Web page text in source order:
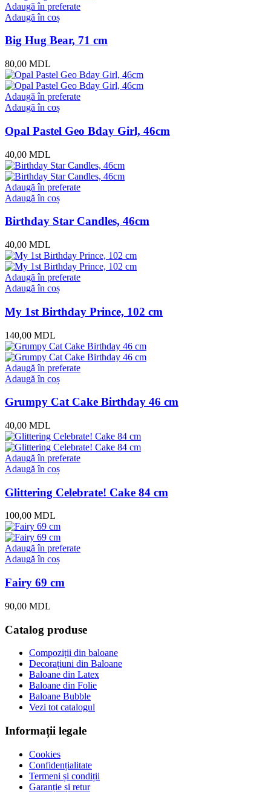
Adaugă în preferate
Adaugă în coș
Big Hug Bear, 71 cm
80,00 MDL
Adaugă în preferate
Adaugă în coș
Opal Pastel Geo Bday Girl, 46cm
40,00 MDL
Adaugă în preferate
Adaugă în coș
Birthday Star Candles, 46cm
40,00 MDL
Adaugă în preferate
Adaugă în coș
My 1st Birthday Prince, 102 cm
140,00 MDL
Adaugă în preferate
Adaugă în coș
Grumpy Cat Cake Birthday 46 cm
40,00 MDL
Adaugă în preferate
Adaugă în coș
Glittering Celebrate! Cake 84 cm
100,00 MDL
Adaugă în preferate
Adaugă în coș
Fairy 69 cm
90,00 MDL
Catalog produse
Compoziții din baloane
Decorațiuni din Baloane
Baloane din Latex
Baloane din Folie
Baloane Bubble
Vezi tot catalogul
Informații legale
Cookies
Confidențialitate
Termeni și condiții
Garanție și retur